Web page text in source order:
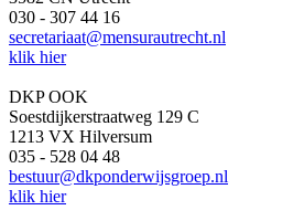
030 - 307 44 16
secretariaat@mensurautrecht.nl
klik hier
DKP OOK
Soestdijkerstraatweg 129 C
1213 VX Hilversum
035 - 528 04 48
bestuur@dkponderwijsgroep.nl
klik hier